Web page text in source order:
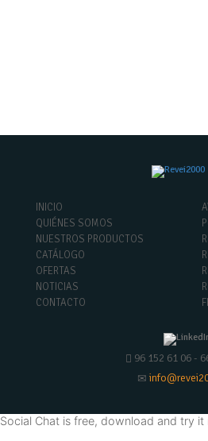
INICIO
QUIÉNES SOMOS
NUESTROS PRODUCTOS
CATÁLOGO
OFERTAS
NOTICIAS
CONTACTO
96 152 61 06 -
Social Chat is free, download and try it